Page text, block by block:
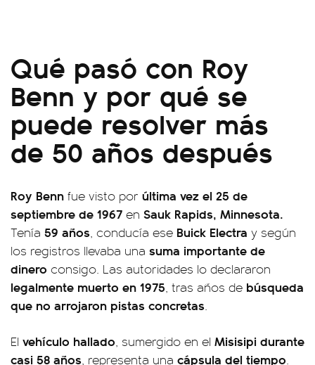
Qué pasó con Roy
Benn y por qué se
puede resolver más
de 50 años después
Roy Benn fue visto por última vez el 25 de
septiembre de 1967 en Sauk Rapids, Minnesota.
Tenía 59 años, conducía ese Buick Electra y según
los registros llevaba una suma importante de
dinero consigo. Las autoridades lo declararon
legalmente muerto en 1975, tras años de búsqueda
que no arrojaron pistas concretas.
El vehículo hallado, sumergido en el Misisipi durante
casi 58 años, representa una cápsula del tiempo.